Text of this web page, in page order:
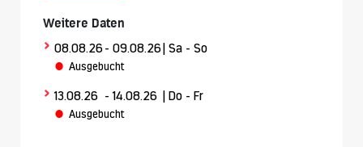
Weitere Daten
> 08.08.26- 09.08.26 | Sa - So
Ausgebucht
> 13.08.26 - 14.08.26 | Do - Fr
Ausgebucht